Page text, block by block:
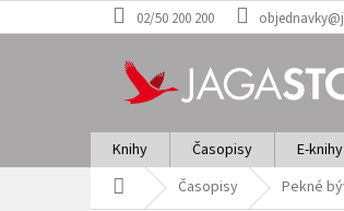
Prejsť
02/50 200 200
Knihy Časopisy E-knihy
Domov Časopisy Pekné